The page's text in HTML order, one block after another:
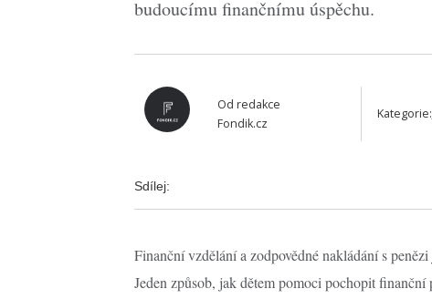
budoucímu finančnímu úspěchu.
Od redakce
Fondik.cz
Kategorie:
Sdílej:
Finanční vzdělání a zodpovědné nakládání s
Jeden způsob, jak dětem pomoci pochopit